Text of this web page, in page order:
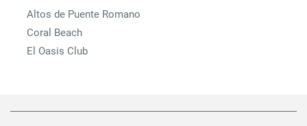
Altos de Puente Romano
Coral Beach
El Oasis Club